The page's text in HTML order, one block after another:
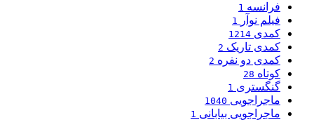
فرانسه 1
فیلم نوآر 1
کمدی 1214
کمدی تاریک 2
کمدی دو نفره 2
کوتاه 28
گنگستری 1
ماجراجویی 1040
ماجراجویی بیابانی 1